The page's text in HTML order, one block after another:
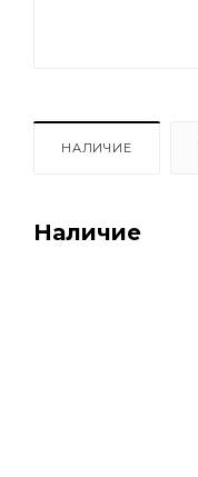
НАЛИЧИЕ
Наличие